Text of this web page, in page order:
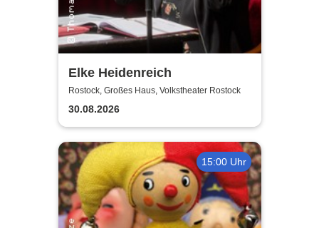
Elke Heidenreich
Rostock, Großes Haus, Volkstheater Rostock
30.08.2026
15:00 Uhr